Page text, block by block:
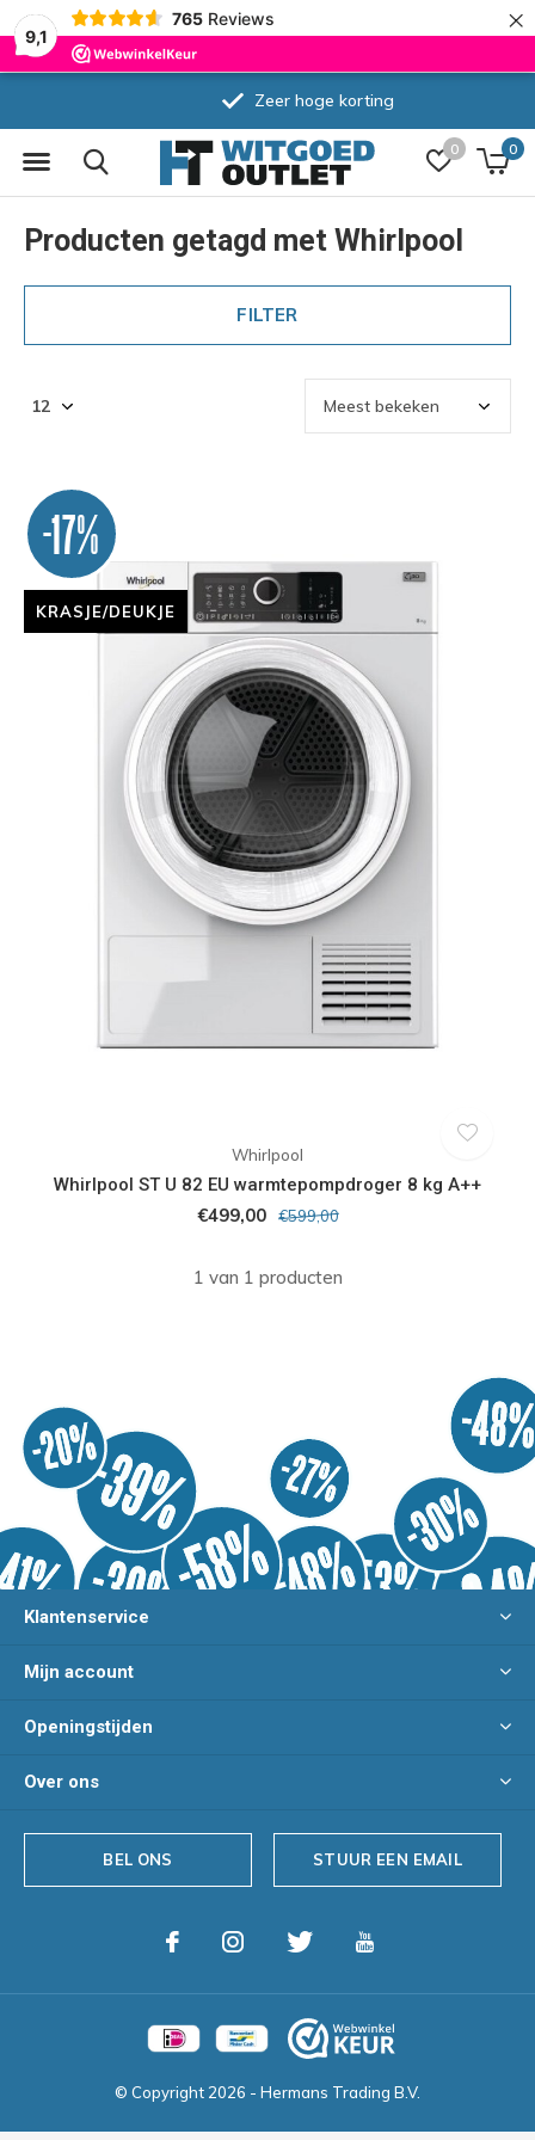
9,1
765 Reviews ×
0 0
Zeer hoge korting
Producten getagd met Whirlpool
FILTER
-17%
KRASJE/DEUKJE
Whirlpool
Whirlpool ST U 82 EU warmtepompdroger 8 kg A++
€499,00 €599,00
1 van 1 producten
Klantenservice
Mijn account
Openingstijden
Over ons
BEL ONS STUUR EEN EMAIL
© Copyright 2026 - Hermans Trading B.V.